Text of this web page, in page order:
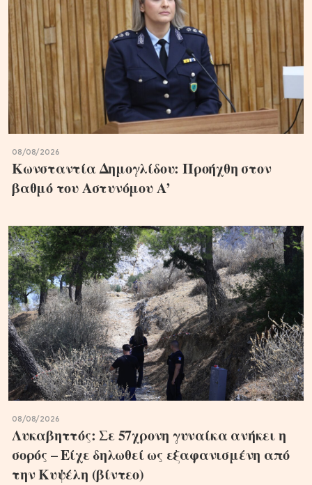
08/08/2026
Κωνσταντία Δημογλίδου: Προήχθη στον
βαθμό του Αστυνόμου Α’
08/08/2026
Λυκαβηττός: Σε 57χρονη γυναίκα ανήκει η
σορός – Είχε δηλωθεί ως εξαφανισμένη από
την Κυψέλη (βίντεο)